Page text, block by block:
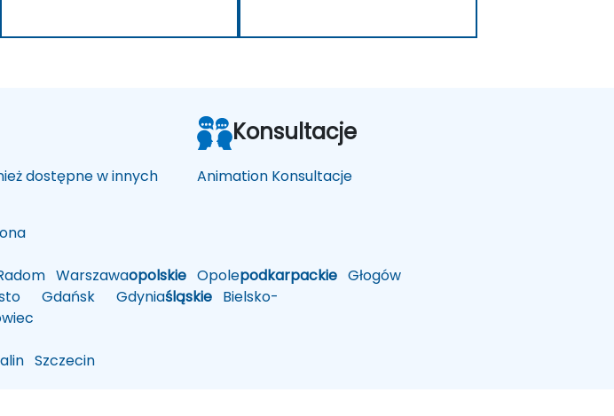
Warszawaopolskie Opolepodkarpackie Głogów
Gdańsk Gdyniaśląskie Bielsko-
Szczecin
dostępne w innych
Konsultacje
Animation Konsultacje